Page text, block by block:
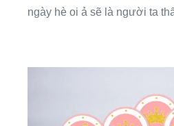
ngày hè oi ả sẽ là người ta